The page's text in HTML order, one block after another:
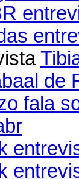
de
fala